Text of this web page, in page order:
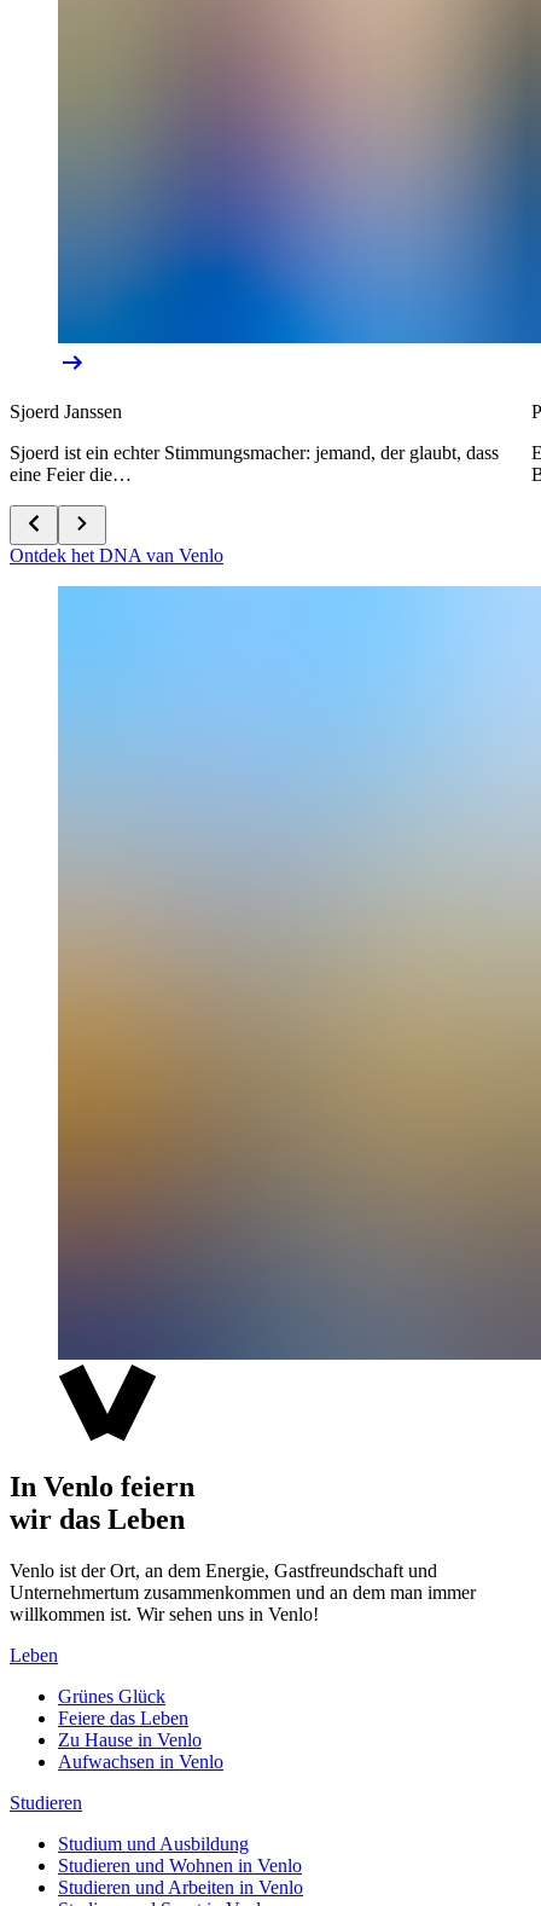
Sjoerd Janssen
Sjoerd ist ein echter Stimmungsmacher: jemand, der glaubt, dass
eine Feier die…
Ontdek het DNA van Venlo
In Venlo feiern
wir das Leben
Venlo ist der Ort, an dem Energie, Gastfreundschaft und
Unternehmertum zusammenkommen und an dem man immer
willkommen ist. Wir sehen uns in Venlo!
Leben
Grünes Glück
Feiere das Leben
Zu Hause in Venlo
Aufwachsen in Venlo
Studieren
Studium und Ausbildung
Studieren und Wohnen in Venlo
Studieren und Arbeiten in Venlo